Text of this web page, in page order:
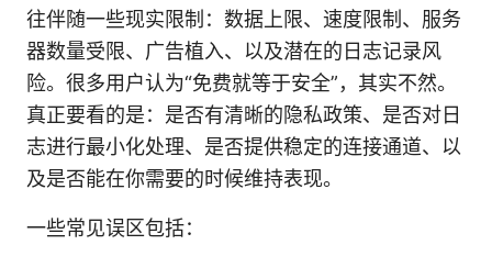
往伴随一些现实限制：数据上限、速度限制、服务
器数量受限、广告植入、以及潜在的日志记录风
险。很多用户认为“免费就等于安全”，其实不然。
真正要看的是：是否有清晰的隐私政策、是否对日
志进行最小化处理、是否提供稳定的连接通道、以
及是否能在你需要的时候维持表现。
一些常见误区包括：